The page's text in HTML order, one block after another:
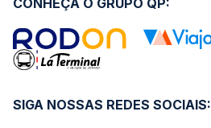
SIGA NOSSAS REDES SOCIAIS:
CONHEÇA O GRUPO QP: